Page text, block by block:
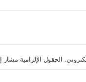
الحقول الإلزامية مشار